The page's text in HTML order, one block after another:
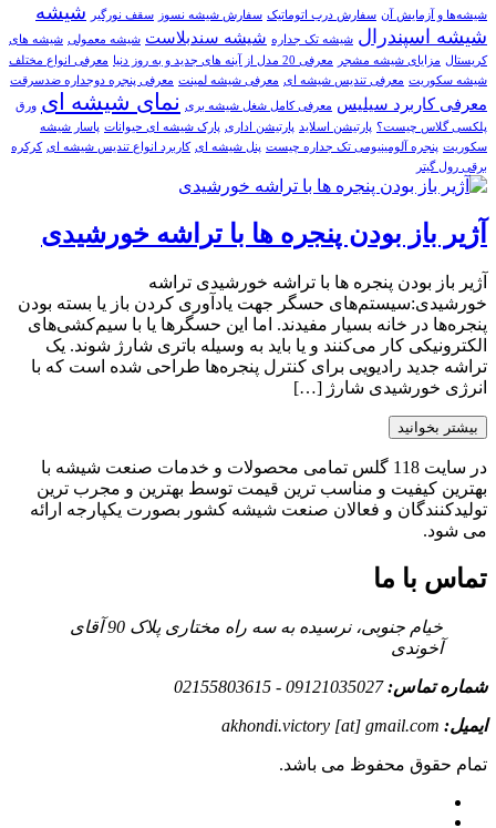
شیشه‌ها و آزمایش آن سفارش درب اتوماتيک سفارش شيشه نسوز سقف نورگیر
شيشه
شیشه اسپندرال شیشه تک جداره شیشه سندبلاست شیشه معمولی شیشه های
کریستال مزایای شیشه مشجر معرفی 20 مدل از آینه های جدید و به روز دنیا
معرفی انواع مختلف
شیشه سکوریت معرفی تندیس شیشه ای معرفی شیشه لمینت معرفی پنجره دوجداره ضدسرقت
معرفی کاربرد سیلیس معرفی کامل شغل شیشه بری نمای شیشه ای ورق
پلکسی گلاس چیست؟ پارتيشن اسلايد پارتیشن اداری پارک شیشه ای حیوانات پاسار شيشه
سکوريت پنجره آلومینیومی تک جداره چیست پنل شیشه ای کاربرد انواع تندیس شیشه ای کرکره
برقی رول گیتر
آژیر باز بودن پنجره ها با تراشه خورشیدی
آژیر باز بودن پنجره ها با تراشه خورشیدی تراشه
خورشیدی:سیستم‌های حسگر جهت یادآوری کردن باز یا بسته بودن
پنجره‌ها در خانه بسیار مفیدند. اما این حسگر‌ها یا با سیم‌کشی‌های
الکترونیکی کار می‌کنند و یا باید به وسیله باتری شارژ شوند. یک
تراشه جدید رادیویی برای کنترل پنجره‌ها طراحی شده است که با
انرژی خورشیدی شارژ […]
بیشتر بخوانید
در سایت 118 گلس تمامی محصولات و خدمات صنعت شیشه با
بهترین کیفیت و مناسب ترین قیمت توسط بهترین و مجرب ترین
تولیدکنندگان و فعالان صنعت شیشه کشور بصورت یکپارجه ارائه
می شود.
تماس با ما
خیام جنوبی، نرسیده به سه راه مختاری پلاک 90 آقای
آخوندی
شماره تماس:09121035027 - 02155803615
ایمیل: akhondi.victory [at] gmail.com
تمام حقوق محفوظ می باشد.